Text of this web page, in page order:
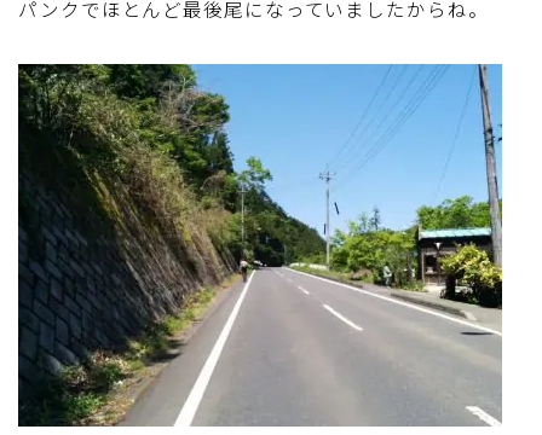
ブルベレポート2022
ブルべレポート2021
ブルベレポート2020
ブルベレポート2019
ブルベレポート2018
パンクでほとんど最後尾になっていましたからね。